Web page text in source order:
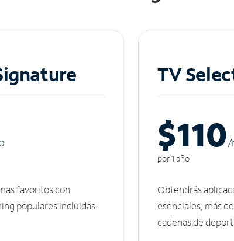
favoritos con
populares incluidas.
TV
$110/
por 1 año
Obtendrás
esenciales, más
cadenas de